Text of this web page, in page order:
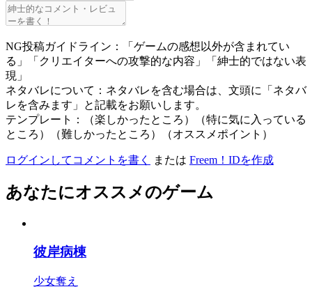
NG投稿ガイドライン：「ゲームの感想以外が含まれてい
る」「クリエイターへの攻撃的な内容」「紳士的ではない表
現」
ネタバレについて：ネタバレを含む場合は、文頭に「ネタバ
レを含みます」と記載をお願いします。
テンプレート：（楽しかったところ）（特に気に入っている
ところ）（難しかったところ）（オススメポイント）
ログインしてコメントを書く または Freem！IDを作成
あなたにオススメのゲーム
彼岸病棟
少女奪え